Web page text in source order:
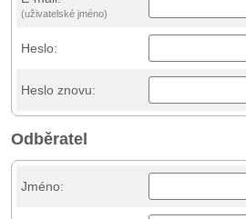
(uživatelské jméno)
Heslo:
Heslo znovu:
Odběratel
Jméno: